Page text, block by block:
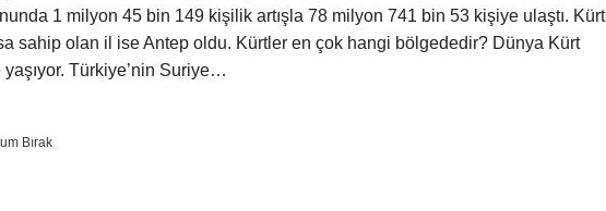
1 milyon 45 bin 149 kişilik artışla 78 milyon 741 bin 53 kişiye ulaştı. Kürt
sahip olan il ise Antep oldu. Kürtler en çok hangi bölgededir? Dünya Kürt
yaşıyor. Türkiye’nin Suriye…
Bırak